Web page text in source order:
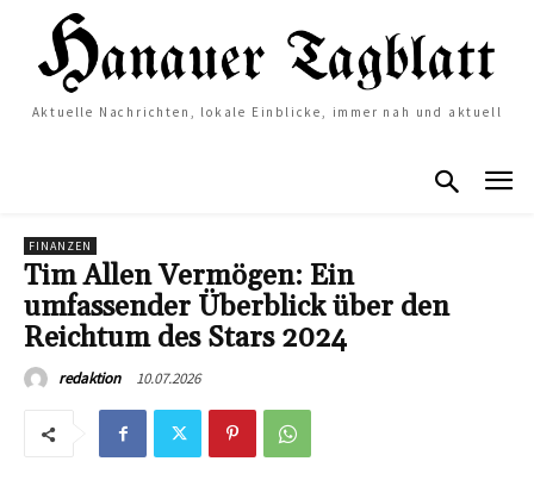
Aktuelle Nachrichten, lokale Einblicke, immer nah und aktuell
FINANZEN
Tim Allen Vermögen: Ein
umfassender Überblick über den
Reichtum des Stars 2024
redaktion 10.07.2026